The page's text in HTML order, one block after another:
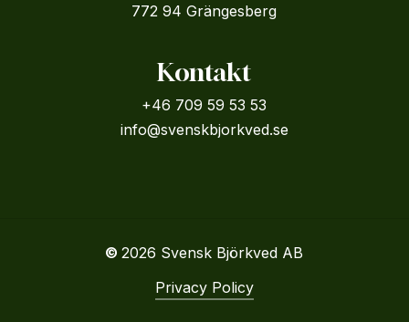
772 94 Grängesberg
Kontakt
+46 709 59 53 53
info@svenskbjorkved.se
©2026 Svensk Björkved AB
Privacy Policy